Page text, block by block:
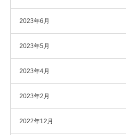
2023年6月
2023年5月
2023年4月
2023年2月
2022年12月